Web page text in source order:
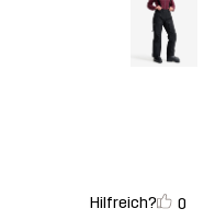
Hilfreich? 0